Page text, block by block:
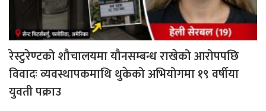
रेस्टुरेण्टको शौचालयमा यौनसम्बन्ध राखेको आरोपपछि
विवादः व्यवस्थापकमाथि थुकेको अभियोगमा १९ वर्षीया
युवती पक्राउ